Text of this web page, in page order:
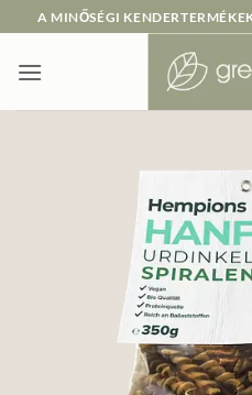
to
content
A MINŐSÉGI